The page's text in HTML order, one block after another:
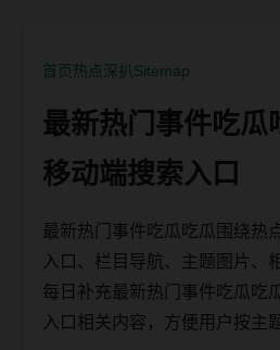
首页热点深扒Sitemap
最新热门事件吃瓜
移动端搜索入口
最新热门事件吃瓜吃瓜围绕热
入口、栏目导航、主题图片、
每日补充最新热门事件吃瓜吃
入口相关内容，方便用户按主